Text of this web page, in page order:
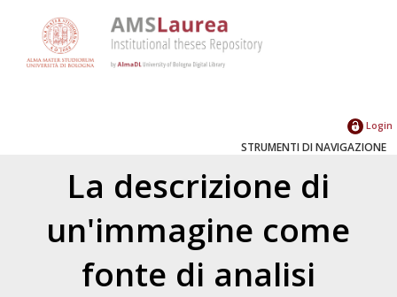
Login
STRUMENTI DI NAVIGAZIONE
La descrizione di
un'immagine come
fonte di analisi